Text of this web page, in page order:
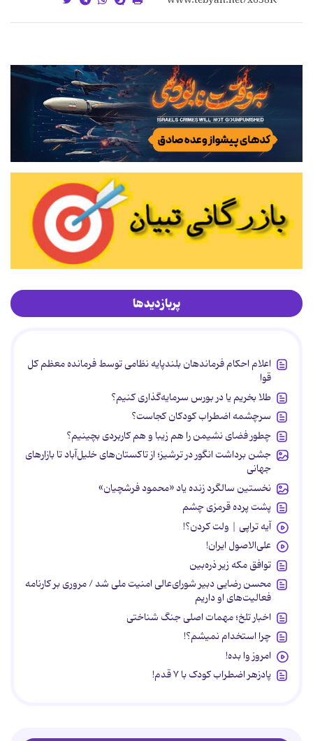
پربازدیدها
اعلام احکام فرماندهان بلندپایه نظامی توسط فرمانده معظم کل
قوا
طلا بخریم یا در بورس سرمایه‌گذاری کنیم؟
سرچشمه اضطراب کودکان کجاست؟
چطور فضای نشیمن را هم زیبا و هم کاربردی بچینیم؟
جشن برداشت انگور در ترشیز؛ از تاکستان‌های خلیل‌آباد تا بازارهای
جهانی
نخستین سالگرد زنده یاد «محمود فرشچیان»
پشت پرده قرمزی چشم
آیه تراپی | ولت کردن؟!
علی‌الاصول ایران!
توافق مکه زیر ذره‌بین
محسن رضایی دبیر شورای‌عالی امنیت ملی شد / مروری بر کارنامه
فعالیت‌های او داریم
اخبار تلخ؛ مهمات اصلی جنگ شناختی
چرا استخدام نمیشم؟!
امروز وا بده!
پادزهر اضطراب کودک با ۷ قدم!